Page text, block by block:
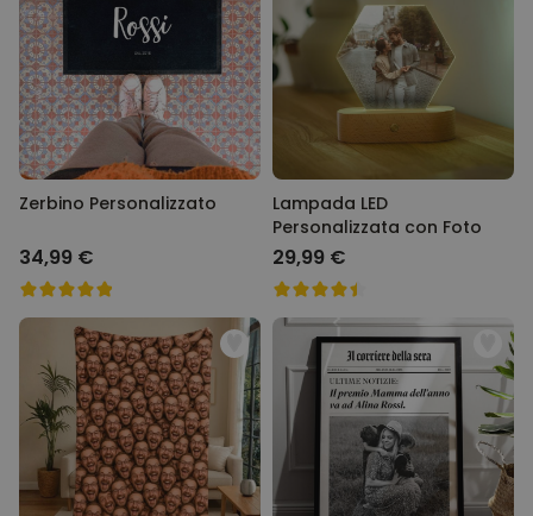
volte
Personalizzabile
Calzini Personalizzati con
Animale Domestico
Comprato
più di 14.000
volte
19,99 €
Puzzle Personalizzato con
Personalizzabile
Profumatore Auto
Personalizzato con Faccia set
da 2
più di 14.700
volte
19,99 €
Zerbino Personalizzato
34,99 €
Lampada LED
Personalizzata con Foto
29,99 €